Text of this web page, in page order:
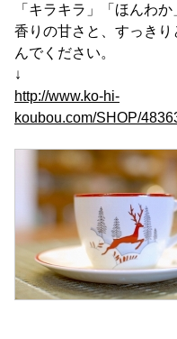
「キラキラ」「ほんわか
香りの甘さと、すっき
んでください。
↓
http://www.ko-hi-
koubou.com/SHOP/